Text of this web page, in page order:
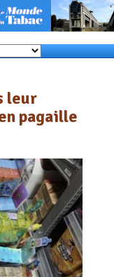
leur
pagaille